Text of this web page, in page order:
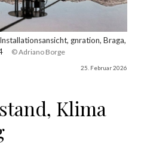
gnration, Braga,
© Adriano Borge
25. Februar 2026
Klima